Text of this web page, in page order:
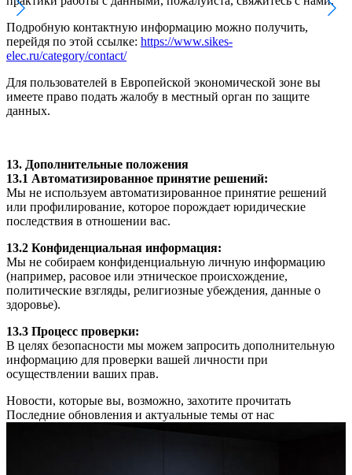
Подробную контактную информацию можно получить,
перейдя по этой ссылке: https://www.sikes-
elec.ru/category/contact/
Для пользователей в Европейской экономической зоне вы
имеете право подать жалобу в местный орган по защите
данных.
13. Дополнительные положения
13.1 Автоматизированное принятие решений:
Мы не используем автоматизированное принятие решений
или профилирование, которое порождает юридические
последствия в отношении вас.
13.2 Конфиденциальная информация:
Мы не собираем конфиденциальную личную информацию
(например, расовое или этническое происхождение,
политические взгляды, религиозные убеждения, данные о
здоровье).
13.3 Процесс проверки:
В целях безопасности мы можем запросить дополнительную
информацию для проверки вашей личности при
осуществлении ваших прав.
Новости, которые вы, возможно, захотите прочитать
Последние обновления и актуальные темы от нас